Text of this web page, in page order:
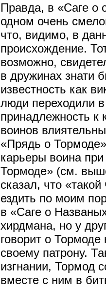
Правда, в «Саге о
одном очень
что, видимо, в
происхождение.
возможно,
в дружинах знати
известность как
люди переходили
принадлежность к
воинов
«Прядь о
карьеры воина
Тормоде» (см.
сказал, что
ездить по моим
в «Саге о
хирдмана, но у
говорит о Тормоде
своему патрону.
изгнании, Тормод
вместе с ним в